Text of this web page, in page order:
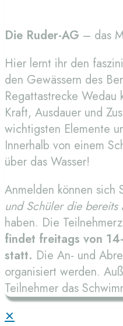
Die Ruder-AG – das
Hier lernt ihr den
den Gewässern des
Regattastrecke Wedau
Kraft, Ausdauer und
wichtigsten Elemente
Innerhalb von einem
über das Wasser!
Anmelden können sich
und Schüler die
haben. Die
findet freitags von
statt. Die An- und
organisiert werden.
Teilnehmer das
✕